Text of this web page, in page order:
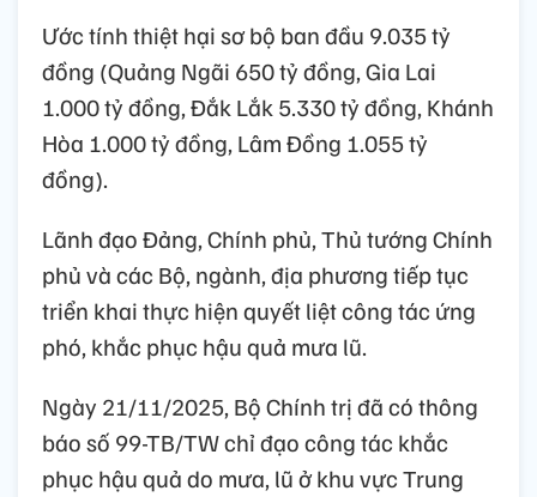
Ước tính thiệt hại sơ bộ ban đầu 9.035 tỷ
đồng (Quảng Ngãi 650 tỷ đồng, Gia Lai
1.000 tỷ đồng, Đắk Lắk 5.330 tỷ đồng, Khánh
Hòa 1.000 tỷ đồng, Lâm Đồng 1.055 tỷ
đồng).
Lãnh đạo Đảng, Chính phủ, Thủ tướng Chính
phủ và các Bộ, ngành, địa phương tiếp tục
triển khai thực hiện quyết liệt công tác ứng
phó, khắc phục hậu quả mưa lũ.
Ngày 21/11/2025, Bộ Chính trị đã có thông
báo số 99-TB/TW chỉ đạo công tác khắc
phục hậu quả do mưa, lũ ở khu vực Trung